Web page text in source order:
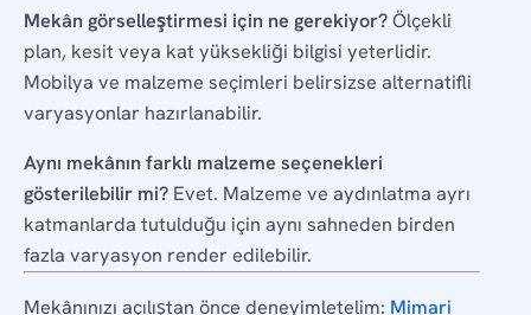
Mekân görselleştirmesi için ne gerekiyor?Ölçekli
plan, kesit veya kat yüksekliği bilgisi yeterlidir.
Mobilya ve malzeme seçimleri belirsizse alternatifli
varyasyonlar hazırlanabilir.
Aynı mekânın farklı malzeme seçenekleri
gösterilebilir mi? Evet. Malzeme ve aydınlatma ayrı
katmanlarda tutulduğu için aynı sahneden birden
fazla varyasyon render edilebilir.
Mekânınızı açılıştan önce deneyimletelim: Mimari